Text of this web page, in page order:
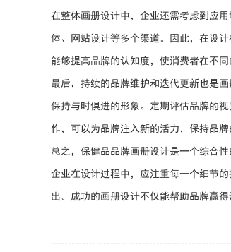
在整体画册设计中，企业还需考虑到应
体、网站设计等多个渠道。因此，在设
能够提高品牌的认知度，使消费者在不
最后，持续的品牌维护和迭代更新也是
保持与时俱进的形象。定期评估品牌的
作，可以为品牌注入新的活力，保持品牌
总之，保健品品牌画册设计是一个综合
企业在设计过程中，应注重每一个细节
出。成功的画册设计不仅能帮助品牌赢